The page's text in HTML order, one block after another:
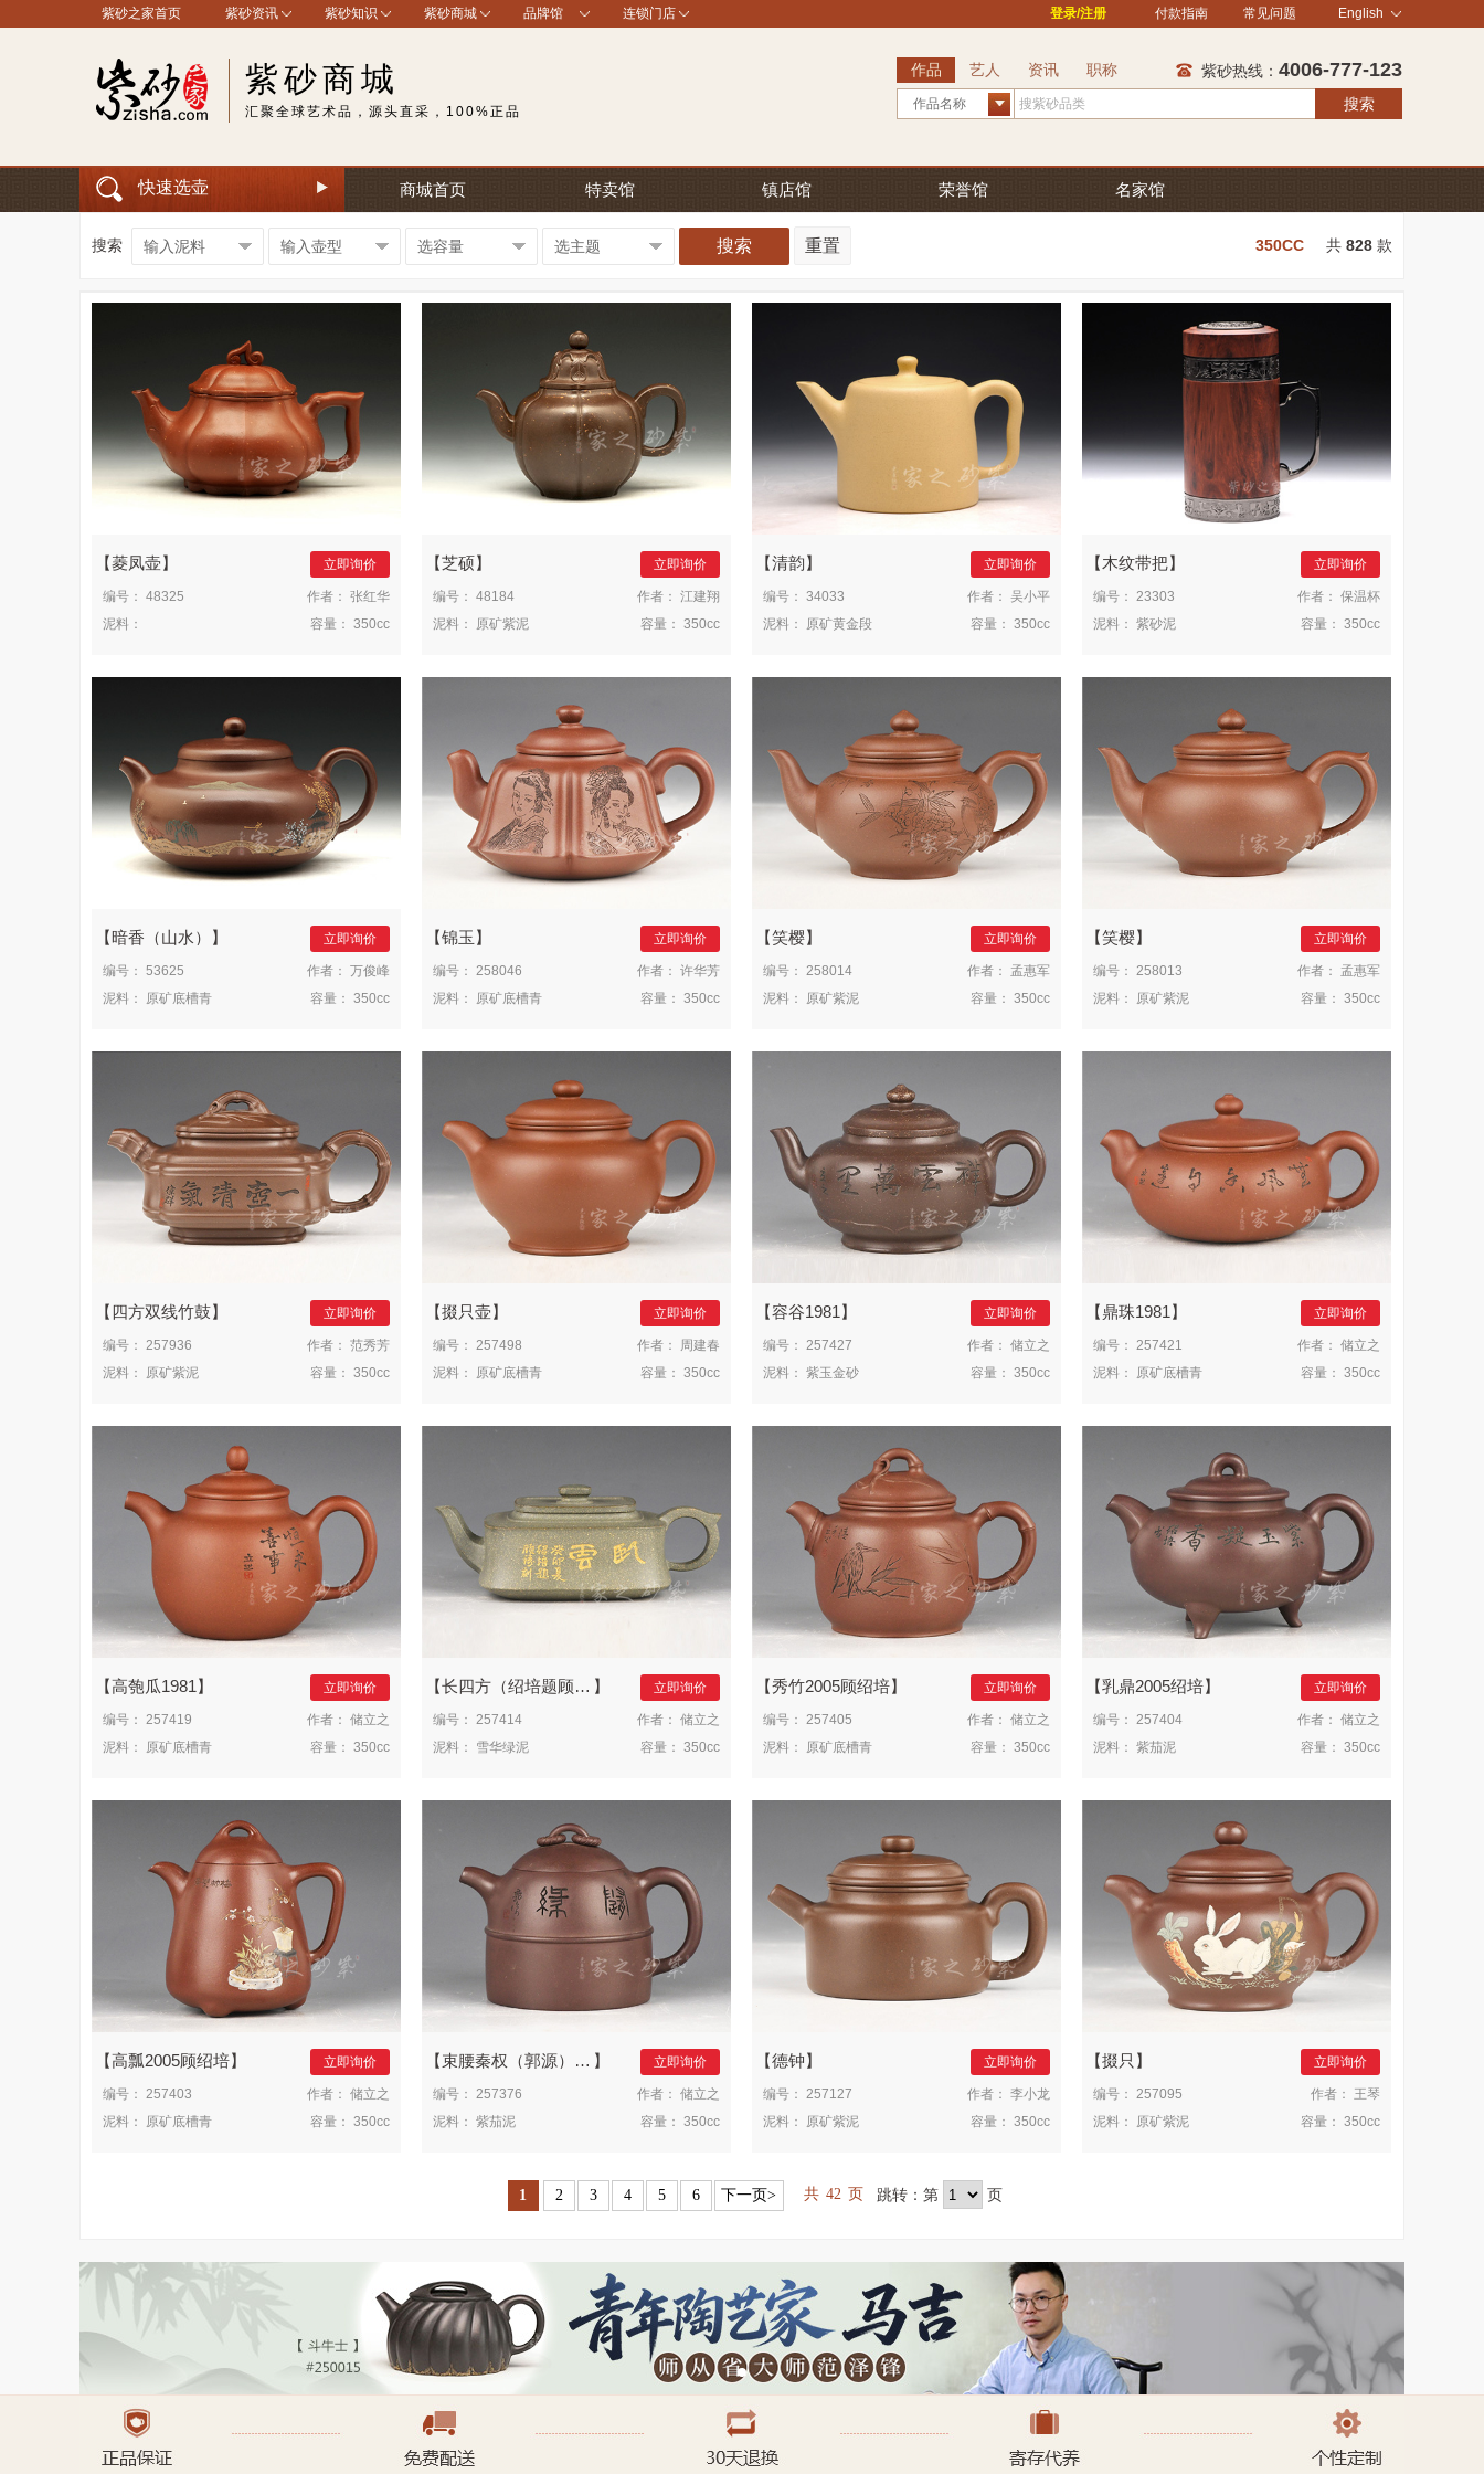
紫砂之家首页 紫砂资讯 紫砂知识 紫砂商城 品牌馆 连锁门店 登录/注册 付款指南 常见问题 English
紫砂商城
汇聚全球艺术品，源头直采，100%正品
作品 艺人 资讯 职称 紫砂热线： 4006-777-123
作品名称 搜索
快速选壶 商城首页 特卖馆 镇店馆 荣誉馆 名家馆
搜索 搜索 重置 共 828 款
350CC
菱凤壶 立即询价
编号： 48325 作者： 张红华
泥料：
容量： 350cc
芝硕 立即询价
编号： 48184 作者： 江建翔
泥料： 原矿紫泥 容量： 350cc
清韵 立即询价
编号： 34033 作者： 吴小平
泥料： 原矿黄金段 容量： 350cc
木纹带把 立即询价
编号： 23303 作者： 保温杯
泥料： 紫砂泥 容量： 350cc
暗香（山水） 立即询价
编号： 53625 作者： 万俊峰
泥料： 原矿底槽青 容量： 350cc
锦玉 立即询价
编号： 258046 作者： 许华芳
泥料： 原矿底槽青 容量： 350cc
笑樱 立即询价
编号： 258014 作者： 孟惠军
泥料： 原矿紫泥 容量： 350cc
笑樱 立即询价
编号： 258013 作者： 孟惠军
泥料： 原矿紫泥 容量： 350cc
四方双线竹鼓 立即询价
编号： 257936 作者： 范秀芳
泥料： 原矿紫泥 容量： 350cc
掇只壶 立即询价
编号： 257498 作者： 周建春
泥料： 原矿底槽青 容量： 350cc
容谷1981 立即询价
编号： 257427 作者： 储立之
泥料： 紫玉金砂 容量： 350cc
鼎珠1981 立即询价
编号： 257421 作者： 储立之
泥料： 原矿底槽青 容量： 350cc
高匏瓜1981 立即询价
编号： 257419 作者： 储立之
泥料： 原矿底槽青 容量： 350cc
长四方（绍培题顾涛刻）2023癸卯 立即询价
编号： 257414 作者： 储立之
泥料： 雪华绿泥 容量： 350cc
秀竹2005顾绍培 立即询价
编号： 257405 作者： 储立之
泥料： 原矿底槽青 容量： 350cc
乳鼎2005绍培 立即询价
编号： 257404 作者： 储立之
泥料： 紫茄泥 容量： 350cc
高瓢2005顾绍培 立即询价
编号： 257403 作者： 储立之
泥料： 原矿底槽青 容量： 350cc
束腰秦权（郭源）2023 立即询价
编号： 257376 作者： 储立之
泥料： 紫茄泥 容量： 350cc
德钟 立即询价
编号： 257127 作者： 李小龙
泥料： 原矿紫泥 容量： 350cc
掇只 立即询价
编号： 257095 作者： 王琴
泥料： 原矿紫泥 容量： 350cc
1 2 3 4 5 6 下一页> 共 42 页 跳转：第 页